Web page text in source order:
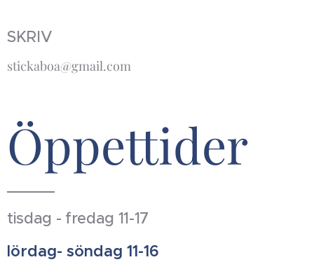
SKRIV
stickaboa@gmail.com
Öppettider
tisdag - fredag 11-17
lördag- söndag 11-16